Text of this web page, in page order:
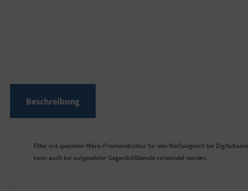
Beschreibung
Filter mit spezieller Mikro-Prismenstruktur für den Weißabgleich bei
kann auch bei aufgesetzter Gegenlichtblende verwendet werden.